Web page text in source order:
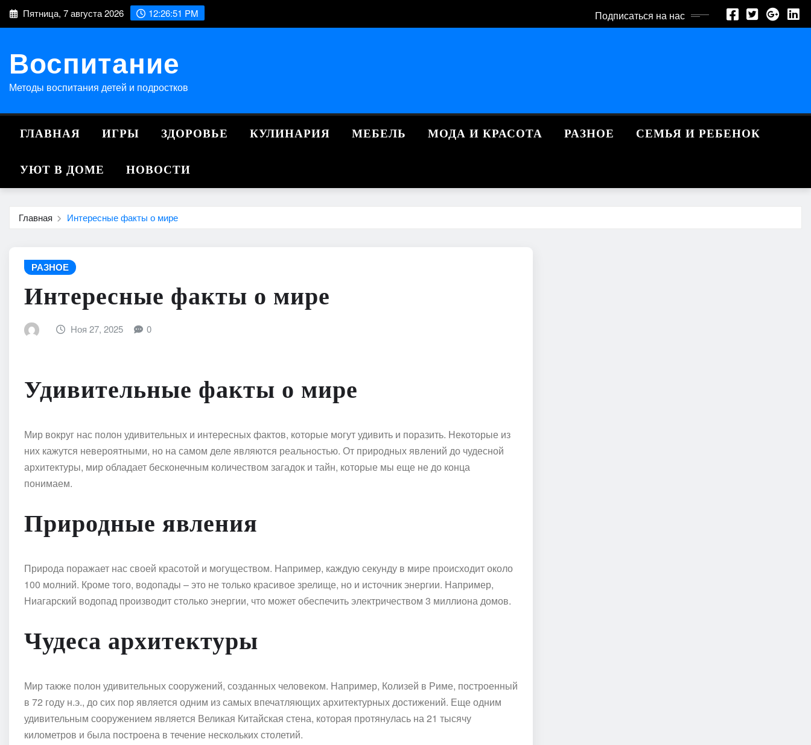
ПерейтиПятница, 7 августа 2026 12:26:52 PM Подписаться на нас
Воспитание
Методы воспитания детей и подростков
ГЛАВНАЯ ИГРЫ ЗДОРОВЬЕ КУЛИНАРИЯ МЕБЕЛЬ МОДА И КРАСОТА РАЗНОЕ СЕМЬЯ И РЕБЕНОК
УЮТ В ДОМЕ НОВОСТИ
Главная Интересные факты о мире
РАЗНОЕ
Интересные факты о мире
Ноя 27, 2025 0
Удивительные факты о мире
Мир вокруг нас полон удивительных и интересных фактов, которые могут удивить и поразить. Некоторые из
них кажутся невероятными, но на самом деле являются реальностью. От природных явлений до чудесной
архитектуры, мир обладает бесконечным количеством загадок и тайн, которые мы еще не до конца
понимаем.
Природные явления
Природа поражает нас своей красотой и могуществом. Например, каждую секунду в мире происходит около
100 молний. Кроме того, водопады – это не только красивое зрелище, но и источник энергии. Например,
Ниагарский водопад производит столько энергии, что может обеспечить электричеством 3 миллиона домов.
Чудеса архитектуры
Мир также полон удивительных сооружений, созданных человеком. Например, Колизей в Риме, построенный
в 72 году н.э., до сих пор является одним из самых впечатляющих архитектурных достижений. Еще одним
удивительным сооружением является Великая Китайская стена, которая протянулась на 21 тысячу
километров и была построена в течение нескольких столетий.